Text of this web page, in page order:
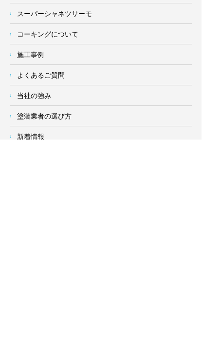
スーパーシャネツサーモ
コーキングについて
施工事例
よくあるご質問
当社の強み
塗装業者の選び方
新着情報